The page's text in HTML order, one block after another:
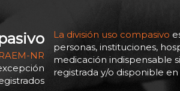
NR
La división uso compasivo
personas, instituciones,
medicación indispensable
registrada y/o disponible en